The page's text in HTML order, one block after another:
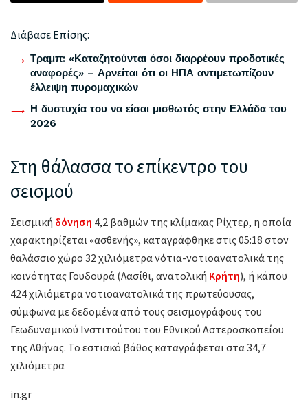
Διάβασε Επίσης:
Τραμπ: «Καταζητούνται όσοι διαρρέουν προδοτικές
αναφορές» – Αρνείται ότι οι ΗΠΑ αντιμετωπίζουν
έλλειψη πυρομαχικών
Η δυστυχία του να είσαι μισθωτός στην Ελλάδα του
2026
Στη θάλασσα το επίκεντρο του
σεισμού
Σεισμική δόνηση 4,2 βαθμών της κλίμακας Ρίχτερ, η οποία
χαρακτηρίζεται «ασθενής», καταγράφθηκε στις 05:18 στον
θαλάσσιο χώρο 32 χιλιόμετρα νότια-νοτιοανατολικά της
κοινότητας Γουδουρά (Λασίθι, ανατολική Κρήτη), ή κάπου
424 χιλιόμετρα νοτιοανατολικά της πρωτεύουσας,
σύμφωνα με δεδομένα από τους σεισμογράφους του
Γεωδυναμικού Ινστιτούτου του Εθνικού Αστεροσκοπείου
της Αθήνας. Το εστιακό βάθος καταγράφεται στα 34,7
χιλιόμετρα
in.gr